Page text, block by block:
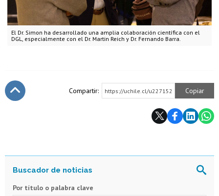
El Dr. Simon ha desarrollado una amplia colaboración científica con el
DGL, especialmente con el Dr. Martin Reich y Dr. Fernando Barra.
Compartir: https://uchile.cl/u227152 Copiar
Por título o palabra clave